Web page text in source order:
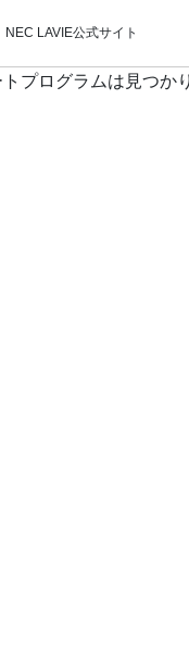
NEC LAVIE公式サイト
プログラムは見つか